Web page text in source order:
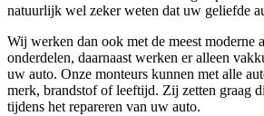
natuurlijk wel zeker weten dat uw geliefde
Wij werken dan ook met de meest moderne
onderdelen, daarnaast werken er alleen
uw auto. Onze monteurs kunnen met alle
merk, brandstof of leeftijd. Zij zetten graag
tijdens het repareren van uw auto.